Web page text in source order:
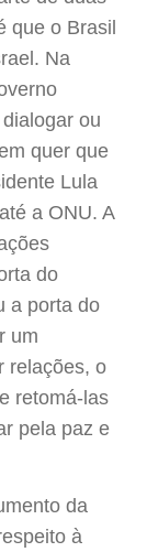
que o Brasil
Na
ou
quer que
Lula
a ONU. A
do
a porta do
um
relações, o
retomá-las
pela paz e
da
à